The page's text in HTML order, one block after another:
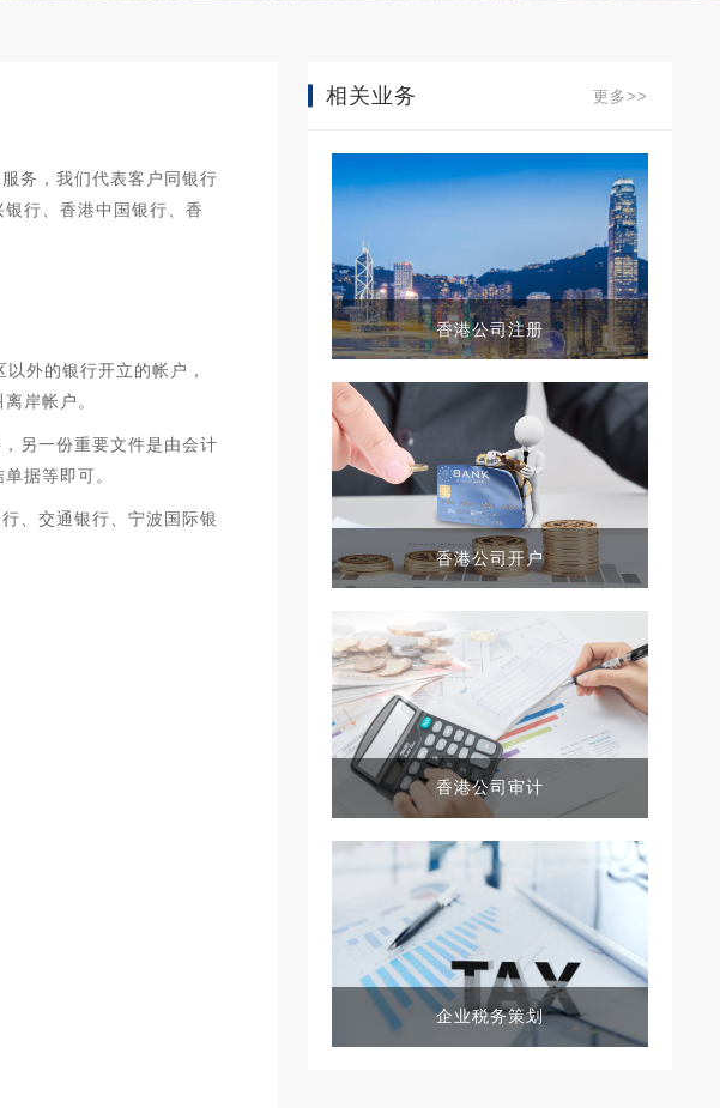
务，我们代表客户同银行
行、香港中国银行、香
外的银行开立的帐户，
岸帐户。
另一份重要文件是由会计
据等即可。
、交通银行、宁波国际银
相关业务 更多>>
香港公司注册
香港公司开户
香港公司审计
企业税务策划